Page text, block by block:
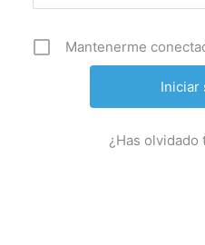
Mantenerme
¿Has olvidado